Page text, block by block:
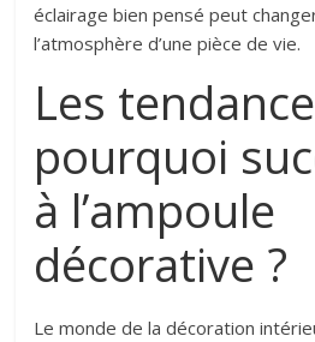
éclairage bien pensé peut
l’atmosphère d’une pièce de vie.
Les
pourquoi
à l’ampoule
décorative ?
Le monde de la décoration